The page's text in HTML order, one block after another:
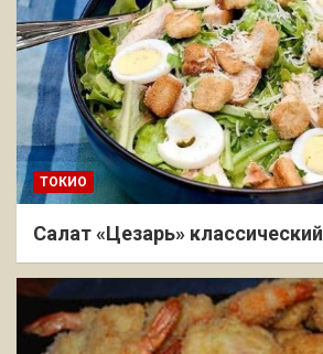
ТОКИО
Салат «Цезарь» классический